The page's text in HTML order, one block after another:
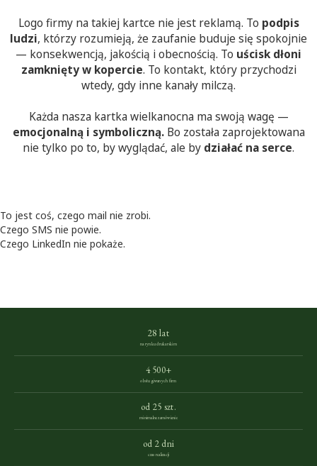
Logo firmy na takiej kartce nie jest reklamą. To podpis
ludzi, którzy rozumieją, że zaufanie buduje się spokojnie
— konsekwencją, jakością i obecnością. To uścisk dłoni
zamknięty w kopercie. To kontakt, który przychodzi
wtedy, gdy inne kanały milczą.
Każda nasza kartka wielkanocna ma swoją wagę —
emocjonalną i symboliczną.Bo została zaprojektowana
nie tylko po to, by wyglądać, ale by działać na serce.
To jest coś, czego mail nie zrobi.
Czego SMS nie powie.
Czego LinkedIn nie pokaże.
28 lat
na rynku drukarskim
4 500+
obsługiwanych firm
od 25 szt.
minimalne zamówienie
od 2 dni
czas realizacji